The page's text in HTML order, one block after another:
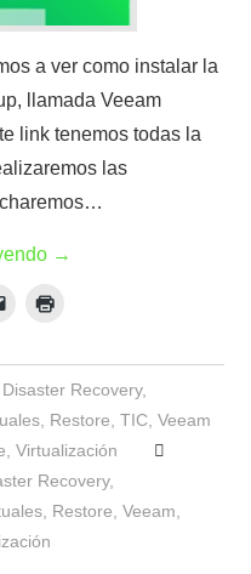
a ver como instalar la
llamada Veeam
link tenemos todas la
las
→
Disaster Recovery,
Restore ,TIC ,Veeam
,Virtualización
Recovery,
Restore ,Veeam